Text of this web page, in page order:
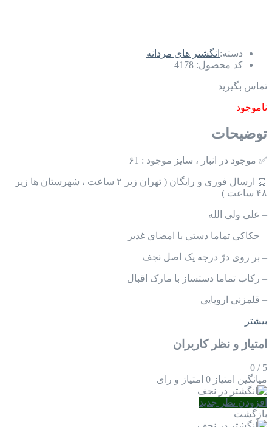
دسته: انگشتر های مردانه
کد محصول: 4178
تماس بگیرید
ناموجود
توضیحات
✅ موجود در انبار ، سایز موجود : ۶1
⏰ ارسال فوری و رایگان ( تهران زیر ۲ ساعت ، شهرستان ها زیر
۴۸ ساعت )
– علی ولی الله
– حکاکی تماما دستی با امضای غدیر
– بر روی درّ درجه یک اصل نجف
– رکاب تماما دستساز با مارک اقبال
– قلمزنی اروپایی
بیشتر
امتیاز و نظر کاربران
5
/
0
میانگین امتیاز 0 امتیاز و رای
افزودن نظر جدید
بازگشت